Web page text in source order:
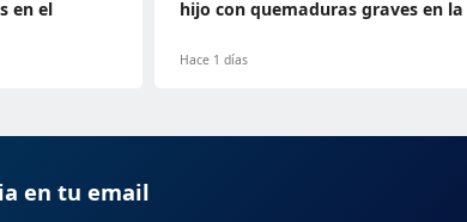
en el
hijo con quemaduras graves en la
Hace 1 días
en tu email